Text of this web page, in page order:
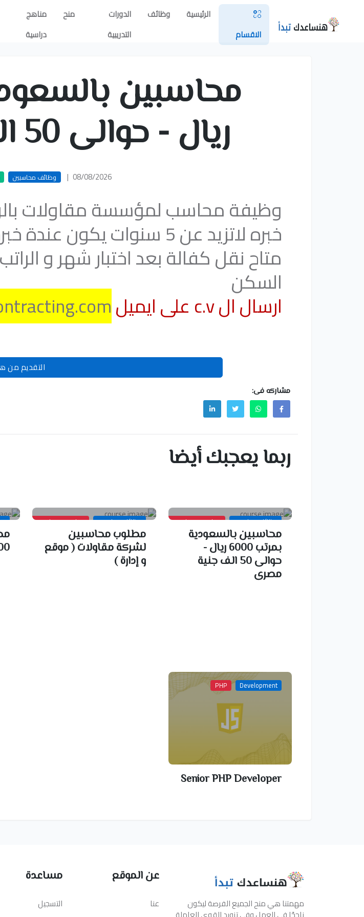
الاقسام
الرئيسية وظائف
الدورات
التدريبية
منح
مناهج
دراسية
ريال - حوالى 50 الف جنية مصرى
08/08/2026
| وظائف محاسبين
وظيفة محاسب لمؤسسة مقاولات
خبره لاتزيد عن 5 سنوات يكون عندة خبرة
السكن
ارسال ال c.v على ايميل
التقديم من
مشاركه فى:
ربما يعجبك أيضا
وظائف محاسبين محاسبين ومراجعين خبره
محاسبين بالسعودية
بمرتب 6000 ريال -
حوالى 50 الف جنية
مصرى
وظائف محاسبين محاسبين ومراجعين خبره
مطلوب محاسبين
لشركة مقاولات ( موقع
و إدارة )
Development
PHP
Senior PHP Developer
مهمتنا هي منح الجميع الفرصة ليكون
عن الموقع
عنا
مساعدة
التسجيل